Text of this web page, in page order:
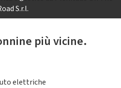
S.r.l.
più vicine.
elettriche